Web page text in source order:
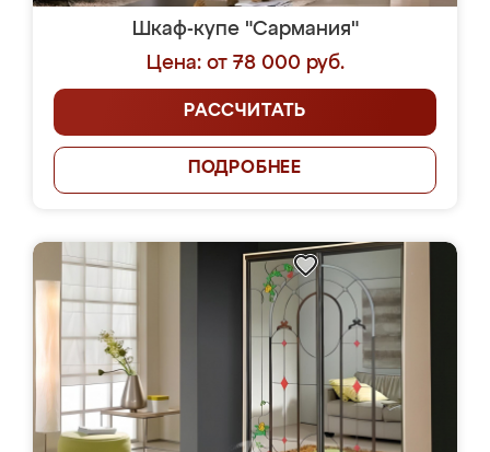
Шкаф-купе "Сармания"
Цена: от 78 000 руб.
РАССЧИТАТЬ
ПОДРОБНЕЕ